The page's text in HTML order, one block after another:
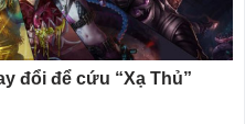
đổi để cứu “Xạ Thủ”